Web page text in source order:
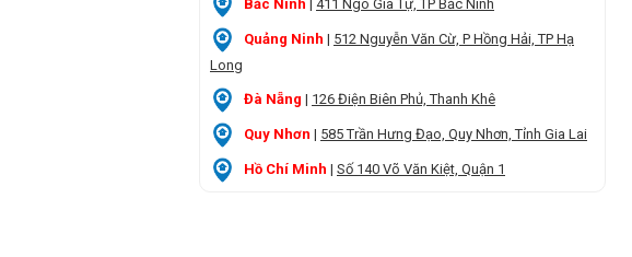
Bắc Ninh | 411 Ngô Gia Tự, TP Bắc Ninh
Quảng Ninh | 512 Nguyễn Văn Cừ, P Hồng Hải, TP Hạ
Long
Đà Nẵng | 126 Điện Biên Phủ, Thanh Khê
Quy Nhơn | 585 Trần Hưng Đạo, Quy Nhơn, Tỉnh Gia Lai
Hồ Chí Minh | Số 140 Võ Văn Kiệt, Quận 1